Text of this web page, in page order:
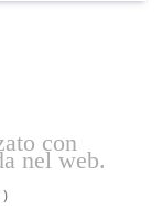
con
nel web.
)